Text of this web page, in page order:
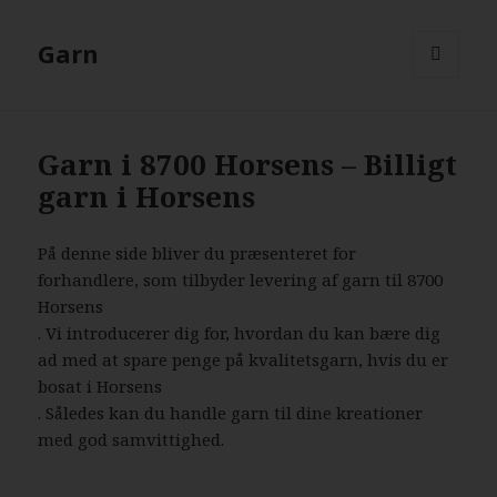
Garn
Garn i 8700 Horsens – Billigt
garn i Horsens
På denne side bliver du præsenteret for
forhandlere, som tilbyder levering af garn til 8700
Horsens
. Vi introducerer dig for, hvordan du kan bære dig
ad med at spare penge på kvalitetsgarn, hvis du er
bosat i Horsens
. Således kan du handle garn til dine kreationer
med god samvittighed.